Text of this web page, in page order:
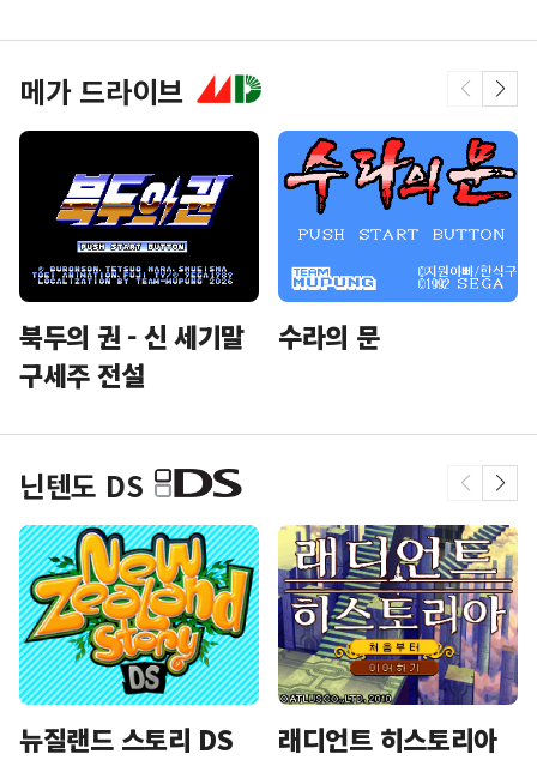
메가 드라이브
북두의 권 - 신 세기말
구세주 전설
수라의 문
닌텐도 DS
뉴질랜드 스토리 DS 래디언트 히스토리아